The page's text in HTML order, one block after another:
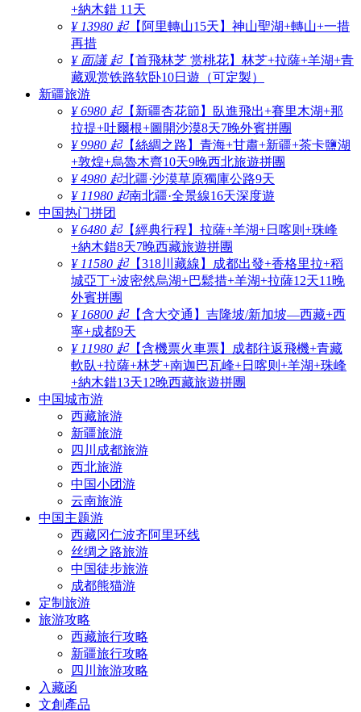
+納木錯 11天
¥ 13980 起【阿里轉山15天】神山聖湖+轉山+一措
再措
¥ 面議 起【首飛林芝 赏桃花】林芝+拉薩+羊湖+青
藏观赏铁路软卧10日遊（可定製）
新疆旅游
¥ 6980 起【新疆杏花節】臥進飛出+賽里木湖+那
拉提+吐爾根+圖開沙漠8天7晚外賓拼團
¥ 9980 起【絲綢之路】青海+甘肅+新疆+茶卡鹽湖
+敦煌+烏魯木齊10天9晚西北旅遊拼團
¥ 4980 起北疆·沙漠草原獨庫公路9天
¥ 11980 起南北疆·全景線16天深度遊
中国热门拼团
¥ 6480 起【經典行程】拉薩+羊湖+日喀则+珠峰
+納木錯8天7晚西藏旅遊拼團
¥ 11580 起【318川藏線】成都出發+香格里拉+稻
城亞丁+波密然烏湖+巴鬆措+羊湖+拉薩12天11晚
外賓拼團
¥ 16800 起【含大交通】吉隆坡/新加坡—西藏+西
寧+成都9天
¥ 11980 起【含機票火車票】成都往返飛機+青藏
軟臥+拉薩+林芝+南迦巴瓦峰+日喀则+羊湖+珠峰
+納木錯13天12晚西藏旅遊拼團
中国城市游
西藏旅游
新疆旅游
四川成都旅游
西北旅游
中国小团游
云南旅游
中国主题游
西藏冈仁波齐阿里环线
丝绸之路旅游
中国徒步旅游
成都熊猫游
定制旅游
旅游攻略
西藏旅行攻略
新疆旅行攻略
四川旅游攻略
入藏函
文創產品